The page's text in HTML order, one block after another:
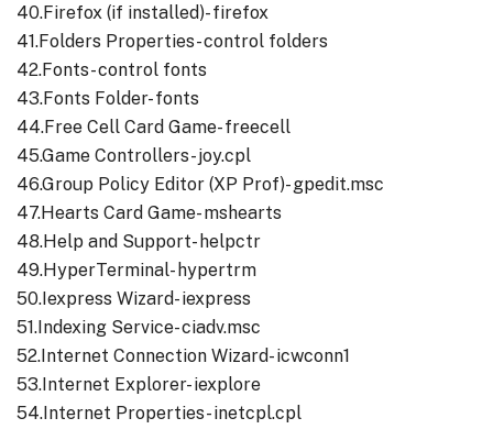
40.Firefox (if installed)- firefox
41.Folders Properties- control folders
42.Fonts- control fonts
43.Fonts Folder- fonts
44.Free Cell Card Game- freecell
45.Game Controllers- joy.cpl
46.Group Policy Editor (XP Prof)- gpedit.msc
47.Hearts Card Game- mshearts
48.Help and Support- helpctr
49.HyperTerminal- hypertrm
50.Iexpress Wizard- iexpress
51.Indexing Service- ciadv.msc
52.Internet Connection Wizard- icwconn1
53.Internet Explorer- iexplore
54.Internet Properties- inetcpl.cpl